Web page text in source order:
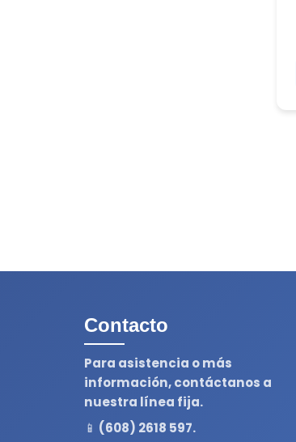
Contacto
Para asistencia o más
información, contáctanos a
nuestra línea fija.
📱 (608) 2618 597.